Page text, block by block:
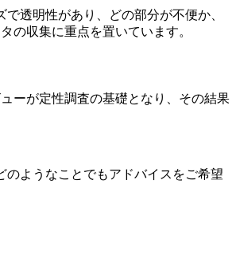
透明性があり、どの部分が不便か、
の収集に重点を置いています。
ーが定性調査の基礎となり、その結果
ようなことでもアドバイスをご希望